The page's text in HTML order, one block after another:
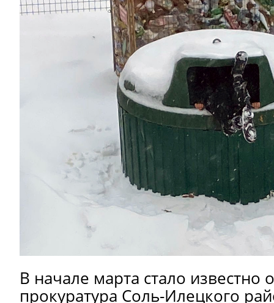
В начале марта стало известно
прокуратура Соль-Илецкого